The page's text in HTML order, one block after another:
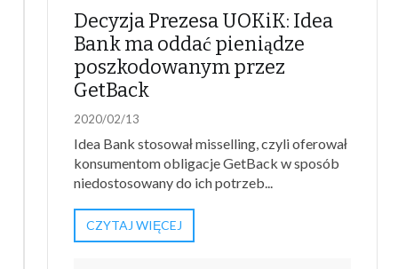
Decyzja Prezesa UOKiK: Idea
Bank ma oddać pieniądze
poszkodowanym przez
GetBack
2020/02/13
Idea Bank stosował misselling, czyli oferował
konsumentom obligacje GetBack w sposób
niedostosowany do ich potrzeb...
CZYTAJ WIĘCEJ